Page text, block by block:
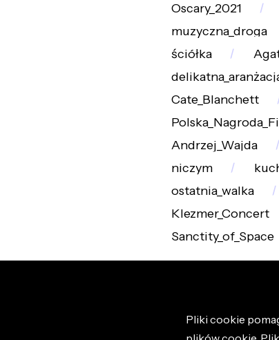
Oscary_2021
muzyczna_droga
ściółka
Cate_Blanchett
Andrzej_Wajda
niczym
ostatnia_walka
Klezmer_Concert
Sanctity_of_Space
Pliki cookie